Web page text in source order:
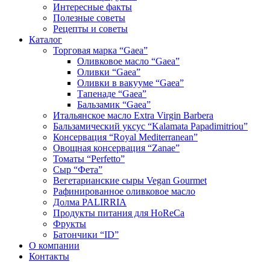
Интересные факты
Полезные советы
Рецепты и советы
Каталог
Торговая марка “Gaea”
Оливковое масло “Gaea”
Оливки “Gaea”
Оливки в вакууме “Gaea”
Тапенаде “Gaea”
Бальзамик “Gaea”
Итальянское масло Extra Virgin Barbera
Бальзамический уксус “Kalamata Papadimitriou”
Консервация “Royal Mediterranean”
Овощная консервация “Zanae”
Томаты “Perfetto”
Сыр “Фета”
Вегетарианские сыры Vegan Gourmet
Рафинированное оливковое масло
Долма PALIRRIA
Продукты питания для HoReCa
Фрукты
Батончики “ID”
О компании
Контакты